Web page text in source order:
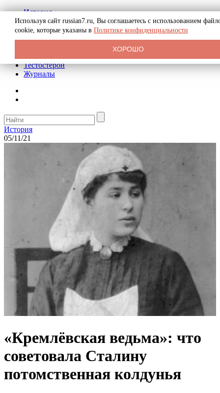
История
Биография
Криминал
Реклама на сайте
Тестостерон
Журналы
История
05/11/21
«Кремлёвская ведьма»: что
советовала Сталину
потомственная колдунья
Используя сайт russian7.ru, Вы соглашаетесь с использованием
cookie, которые указаны в Политике конфиденциальности
ХОРОШО